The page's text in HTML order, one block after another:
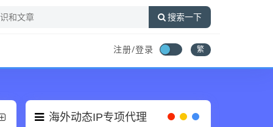
搜索一下
注册/登录 繁
海外动态IP专项代理